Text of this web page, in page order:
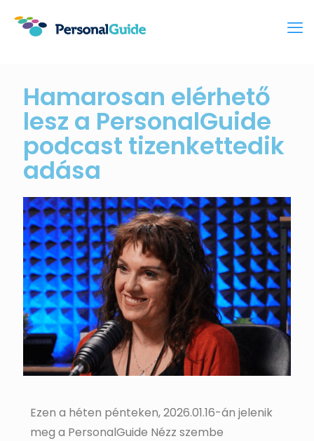
Hamarosan elérhető
lesz a PersonalGuide
podcast tizenkettedik
adása
Ezen a héten pénteken, 2026.01.16-án jelenik
meg a PersonalGuide Nézz szembe